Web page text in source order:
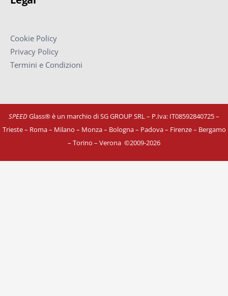
Cookie Policy
Privacy Policy
Termini e Condizioni
SPEEDGlass® è un marchio di SG GROUP SRL – P.Iva: IT08592840725–
Trieste – Roma – Milano – Monza – Bologna – Padova – Firenze – Bergamo
– Torino – Verona ©2009-2026